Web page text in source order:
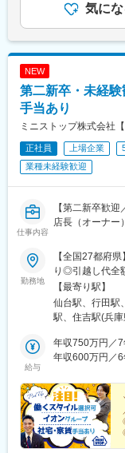
気に
NEW
第二新卒・未経
手当あり
ミニストップ株式会社
正社員 上場企業
業種未経験歓迎
仕事内容
【第二新卒歓
店長（オーナー
勤務地
【全国27都府
り◎引越し代全
県・宮城県・
千葉県・東京都
県・三重県・岐
県・大分県）
す。※研修期間
目店（東京）・
県）・神戸住吉
喫煙対策：就業
よる）★詳しい
欄にURLあり）。
【最寄り駅】
仙台駅、行田駅
駅、住吉駅(兵
峰駅、岩切駅、
駅、小野新町駅
(福島県)、庭坂
駅、小絹駅、友
鹿島神宮駅、つ
自治医大駅、宇
県)、群馬総社
給与
年収750万円／7
年収600万円／6